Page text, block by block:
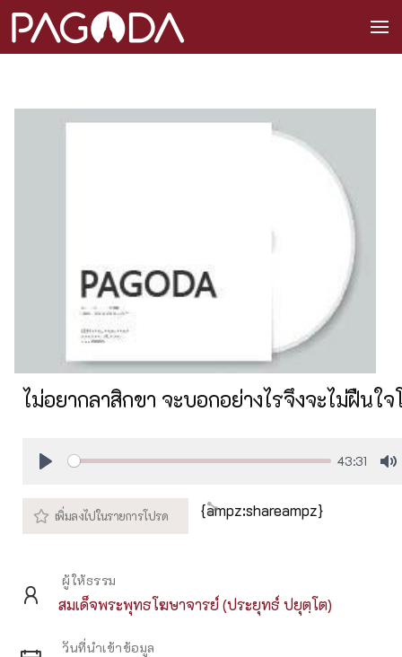
ไม่อยากลาสิกขา จะบอกอย่างไรจึงจะไม่ฝืนใ
43:31
{ampz:shareampz}
ผู้ให้ธรรม
สมเด็จพระพุทธโฆษาจารย์ (ประยุทธ์ ปยุตฺโต)
วันที่นำเข้าข้อมูล